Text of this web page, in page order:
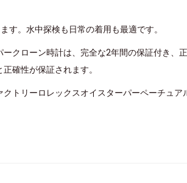
す。水中探検も日常の着用も最適です。
クローン時計は、完全な2年間の保証付き、
確性が保証されます。
クトリーロレックスオイスターパーペーチュ